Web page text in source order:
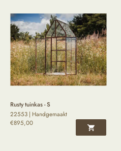
Rusty tuinkas - S
22553 | Handgemaakt
€895,00